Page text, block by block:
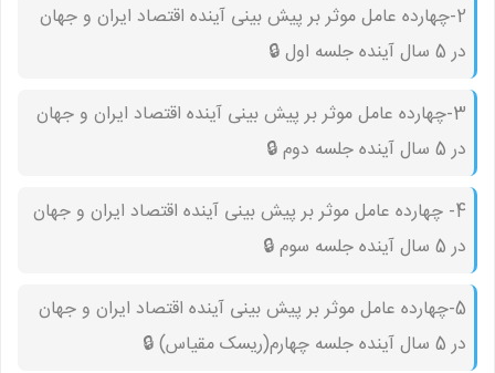
2-چهارده عامل موثر بر پیش بینی آینده اقتصاد ایران و جهان
در 5 سال آینده جلسه اول 🔒︎
3-چهارده عامل موثر بر پیش بینی آینده اقتصاد ایران و جهان
در 5 سال آینده جلسه دوم 🔒︎
4- چهارده عامل موثر بر پیش بینی آینده اقتصاد ایران و جهان
در 5 سال آینده جلسه سوم 🔒︎
5-چهارده عامل موثر بر پیش بینی آینده اقتصاد ایران و جهان
در 5 سال آینده جلسه چهارم(ریسک مقیاس) 🔒︎